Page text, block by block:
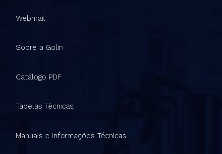
Webmail
Sobre a Golin
Catálogo PDF
Tabelas Técnicas
Manuais e Informações Técnicas